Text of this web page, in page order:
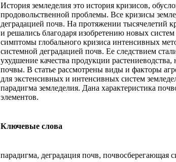
История земледелия это история кризисов,
продовольственной проблемы. Все кризисы
деградацией почв. На протяжении тысячелетий
и решались благодаря изобретению новых
симптомы глобального кризиса интенсивных
системной деградацией почв. Ее следствием
ухудшение качества продукции
почвы. В статье рассмотрены виды и факторы
для экстенсивных и интенсивных систем
парадигма земледелия. Дана характеристика
элементов.
Ключевые слова
парадигма, деградация почв, почвосберегающая